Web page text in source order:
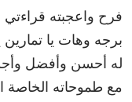
فرح واعجبته
برجه وهات يا
له أحسن وأفضل
مع طموحاته الخاصة